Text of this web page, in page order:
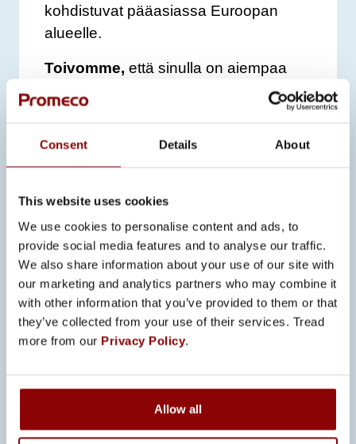
Consent Details About
This website uses cookies
We use cookies to personalise content and ads, to
provide social media features and to analyse our traffic.
We also share information about your use of our site with
our marketing and analytics partners who may combine it
with other information that you’ve provided to them or that
they’ve collected from your use of their services. Tread
more from our Privacy Policy.
Allow all
kohdistuvat pääasiassa Euroopan
alueelle.
Toivomme, että sinulla on aiempaa
asiakassuhteiden ylläpitämisestä sekä
uusienkin asiakkaiden kanssa. Olet
ratkaisukeskeinen ja omaat hyvät
viestintä- ja esiintymistaidot sekä olet
valmis kohtaamaan erilaisia ihmisiä.
Edellytämme vahvaa suomen ja
englannin kielen taitoa. Arvostamme
erityisesti kiinnostustasi ja kokemustasi
Tarjoamme sinullejoustavan
hybridityön, kilpailukyisen palkan sekä